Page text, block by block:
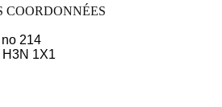
COORDONNÉES
214
H3N 1X1